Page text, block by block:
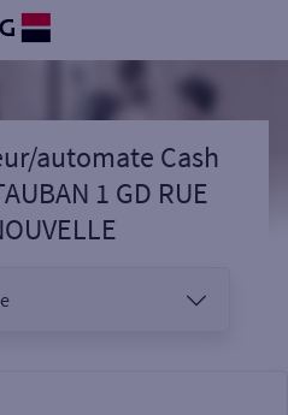
automate Cash
1 GD RUE